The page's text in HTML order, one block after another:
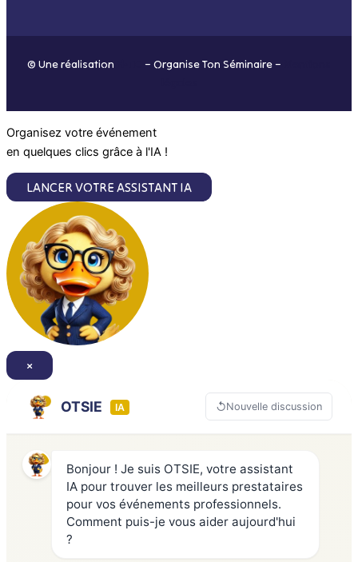
© Une réalisation – Organise Ton Séminaire –
Organisez votre événement
en quelques clics grâce à l'IA !
LANCER VOTRE ASSISTANT IA
×